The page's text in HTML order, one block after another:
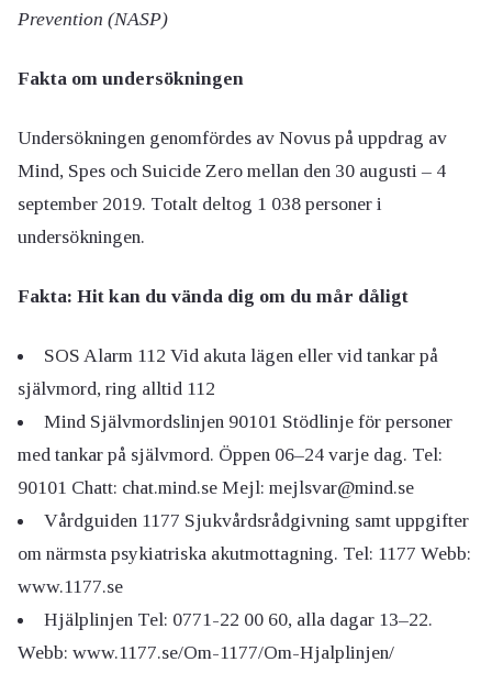
Prevention (NASP)
Fakta om undersökningen
Undersökningen genomfördes av Novus på uppdrag av
Mind, Spes och Suicide Zero mellan den 30 augusti – 4
september 2019. Totalt deltog 1 038 personer i
undersökningen.
Fakta: Hit kan du vända dig om du mår dåligt
SOS Alarm 112 Vid akuta lägen eller vid tankar på
självmord, ring alltid 112
Mind Självmordslinjen 90101 Stödlinje för personer
med tankar på självmord. Öppen 06–24 varje dag. Tel:
90101 Chatt: chat.mind.se Mejl: mejlsvar@mind.se
Vårdguiden 1177 Sjukvårdsrådgivning samt uppgifter
om närmsta psykiatriska akutmottagning. Tel: 1177 Webb:
www.1177.se
Hjälplinjen Tel: 0771-22 00 60, alla dagar 13–22.
Webb: www.1177.se/Om-1177/Om-Hjalplinjen/